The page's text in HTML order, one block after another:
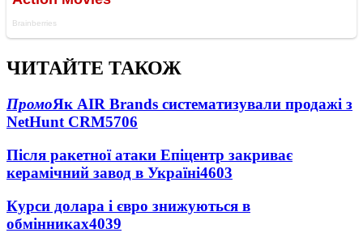
ЧИТАЙТЕ ТАКОЖ
ПромоЯк AIR Brands систематизували продажі з
NetHunt CRM5706
Після ракетної атаки Епіцентр закриває
керамічний завод в Україні4603
Курси долара і євро знижуються в
обмінниках4039